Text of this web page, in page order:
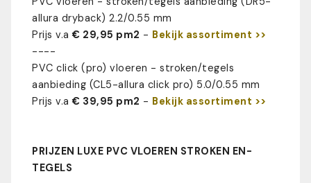
allura dryback) 2.2/0.55 mm
Prijs v.a€ 29,95 pm2 - Bekijk assortiment >>
----
PVC click (pro) vloeren - stroken/tegels
aanbieding (CL5-allura click pro) 5.0/0.55 mm
Prijs v.a€ 39,95 pm2 - Bekijk assortiment >>
PRIJZEN LUXE PVC VLOEREN STROKEN EN-
TEGELS